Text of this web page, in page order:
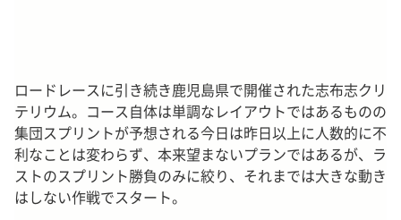
ロードレースに引き続き鹿児島県で開催された志布志クリ
テリウム。コース自体は単調なレイアウトではあるものの
集団スプリントが予想される今日は昨日以上に人数的に不
利なことは変わらず、本来望まないプランではあるが、ラ
ストのスプリント勝負のみに絞り、それまでは大きな動き
はしない作戦でスタート。